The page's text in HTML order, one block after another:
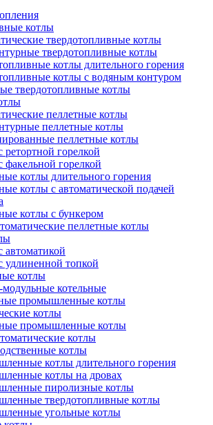
котлы
твердотопливные котлы
твердотопливные котлы
котлы длительного горения
котлы с водяным контуром
твердотопливные котлы
пеллетные котлы
пеллетные котлы
пеллетные котлы
ретортной горелкой
факельной горелкой
котлы длительного горения
котлы с автоматической подачей
котлы с бункером
пеллетные котлы
автоматикой
удлиненной топкой
котлы
котельные
промышленные котлы
котлы
промышленные котлы
котлы
котлы
котлы длительного горения
котлы на дровах
пиролизные котлы
твердотопливные котлы
угольные котлы